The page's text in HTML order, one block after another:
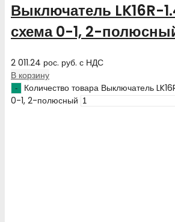
Выключатель LK16R-
схема 0-1, 2-
2 011.24 рос. руб. с НДС
В корзину
Количество товара Выключатель
0-1, 2-полюсный